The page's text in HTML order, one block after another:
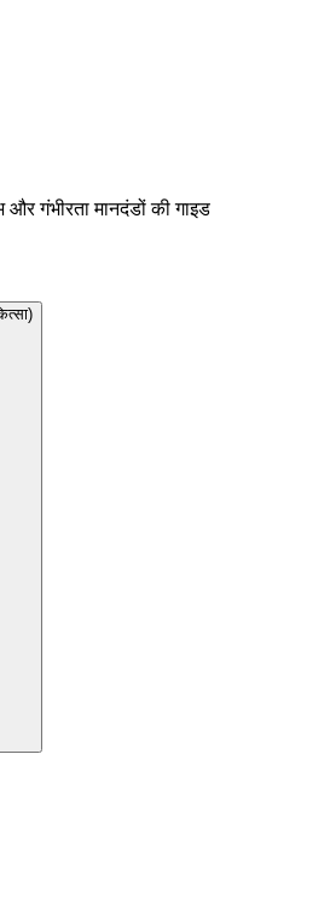
गंभीरता मानदंडों की गाइड